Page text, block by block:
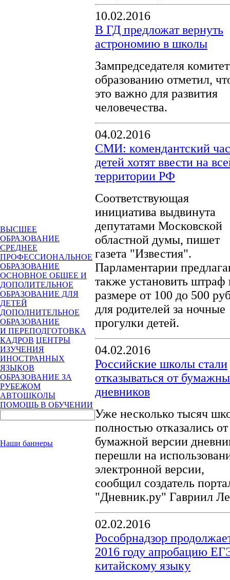
ВЫСШЕЕ
ОБРАЗОВАНИЕ
СРЕДНЕЕ
ПРОФЕССИОНАЛЬНОЕ
ОБРАЗОВАНИЕ
ОСНОВНОЕ ОБЩЕЕ И
ДОПОЛИТЕЛЬНОЕ
ОБРАЗОВАНИЕ ДЛЯ
ДЕТЕЙ
ДОПОЛНИТЕЛЬНОЕ
ОБРАЗОВАНИЕ
И ПЕРЕПОДГОТОВКА
КАДРОВ ЦЕНТРЫ
ИЗУЧЕНИЯ
ИНОСТРАННЫХ
ЯЗЫКОВ
ОБРАЗОВАНИЕ ЗА
РУБЕЖОМ
АВТОШКОЛЫ
ПОМОЩЬ В ОБУЧЕНИИ
Наши баннеры
10.02.2016
В ГД предложат вернуть
астрономию в школы
Зампредседателя
образованию отметил,
это важно для развития
человечества.
04.02.2016
СМИ: комендантский
детей хотят ввести на
территории РФ
Соответствующая
инициатива выдвинута
депутатами Московской
областной думы, пишет
газета "Известия".
Парламентарии
также установить штраф
размере от 100 до 500
для родителей за ночные
прогулки детей.
04.02.2016
Российские школы стали
отказываться от
дневников
Уже несколько тысяч
полностью отказались от
бумажной версии
перешли на
электронной версии,
сообщил создатель
"Дневник.ру" Гавриил
02.02.2016
Рособрнадзор
2016 году апробацию
китайскому языку